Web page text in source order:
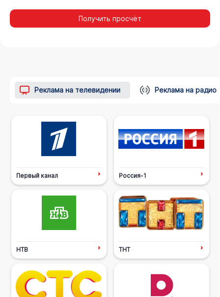
Получить просчёт
Реклама на телевидении Реклама на радио
Первый канал Россия-1
НТВ ТНТ